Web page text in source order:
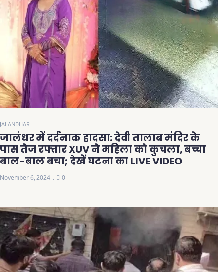
JALANDHAR
जालंधर में दर्दनाक हादसा: देवी तालाब मंदिर के
पास तेज रफ्तार XUV ने महिला को कुचला, बच्चा
बाल-बाल बचा; देखें घटना का LIVE VIDEO
November 6, 2024 0